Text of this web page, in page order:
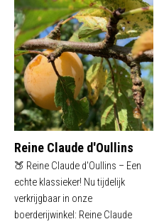
Reine Claude d'Oullins
🍑 Reine Claude d'Oullins – Een
echte klassieker! Nu tijdelijk
verkrijgbaar in onze
boerderijwinkel: Reine Claude